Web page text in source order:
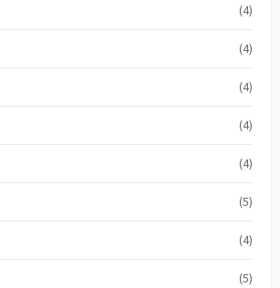
(4)
(4)
(4)
(4)
(4)
(5)
(4)
(5)